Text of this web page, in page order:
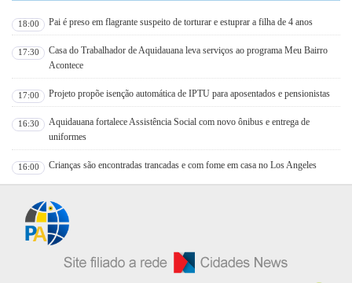
18:00 Pai é preso em flagrante suspeito de torturar e estuprar a filha de 4 anos
17:30
Casa do Trabalhador de Aquidauana leva serviços ao programa Meu Bairro
Acontece
17:00 Projeto propõe isenção automática de IPTU para aposentados e pensionistas
16:30
Aquidauana fortalece Assistência Social com novo ônibus e entrega de
uniformes
16:00 Crianças são encontradas trancadas e com fome em casa no Los Angeles